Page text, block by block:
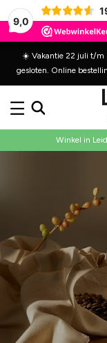
9,0naar de
content
☀️ Vakantie 22 juli t/m
gesloten. Online
Winkel in